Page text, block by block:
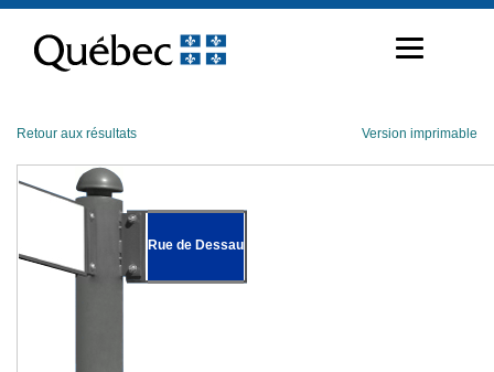
contenu
Retour aux résultats Version imprimable
Rue de Dessau